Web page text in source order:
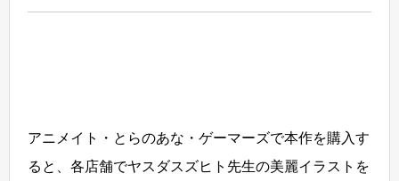
アニメイト・とらのあな・ゲーマーズで本作を購入す
ると、各店舗でヤスダスズヒト先生の美麗イラストを